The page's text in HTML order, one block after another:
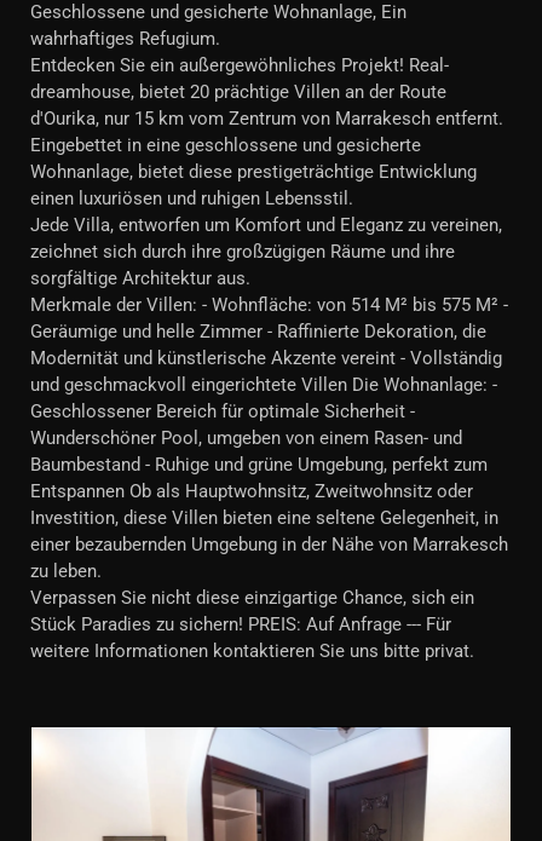
Geschlossene und gesicherte Wohnanlage, Ein
wahrhaftiges Refugium.
Entdecken Sie ein außergewöhnliches Projekt! Real-
dreamhouse, bietet 20 prächtige Villen an der Route
d'Ourika, nur 15 km vom Zentrum von Marrakesch entfernt.
Eingebettet in eine geschlossene und gesicherte
Wohnanlage, bietet diese prestigeträchtige Entwicklung
einen luxuriösen und ruhigen Lebensstil.
Jede Villa, entworfen um Komfort und Eleganz zu vereinen,
zeichnet sich durch ihre großzügigen Räume und ihre
sorgfältige Architektur aus.
Merkmale der Villen: - Wohnfläche: von 514 M² bis 575 M² -
Geräumige und helle Zimmer - Raffinierte Dekoration, die
Modernität und künstlerische Akzente vereint - Vollständig
und geschmackvoll eingerichtete Villen Die Wohnanlage: -
Geschlossener Bereich für optimale Sicherheit -
Wunderschöner Pool, umgeben von einem Rasen- und
Baumbestand - Ruhige und grüne Umgebung, perfekt zum
Entspannen Ob als Hauptwohnsitz, Zweitwohnsitz oder
Investition, diese Villen bieten eine seltene Gelegenheit, in
einer bezaubernden Umgebung in der Nähe von Marrakesch
zu leben.
Verpassen Sie nicht diese einzigartige Chance, sich ein
Stück Paradies zu sichern! PREIS: Auf Anfrage --- Für
weitere Informationen kontaktieren Sie uns bitte privat.